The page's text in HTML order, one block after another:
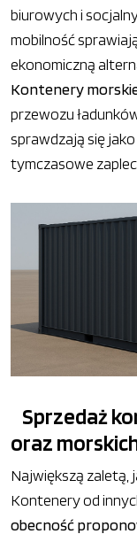
biurowych i
mobilność
ekonomiczną
Kontenery
przewozu
sprawdzają się
tymczasowe
Sprzedaż
oraz
Największą zaletą,
Kontenery od
obecność